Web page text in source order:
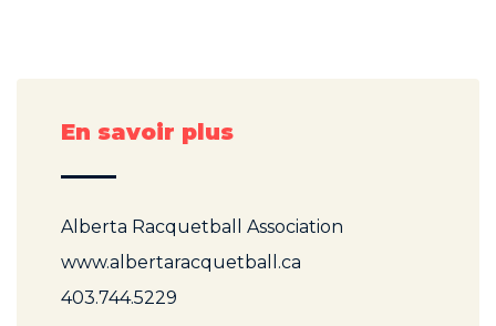
En savoir plus
Alberta Racquetball Association
www.albertaracquetball.ca
403.744.5229